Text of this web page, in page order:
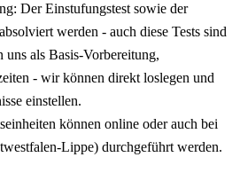
Der Einstufungstest sowie der
werden - auch diese Tests sind
uns als Basis-Vorbereitung,
- wir können direkt loslegen und
einstellen.
können online oder auch bei
Lippe) durchgeführt werden.